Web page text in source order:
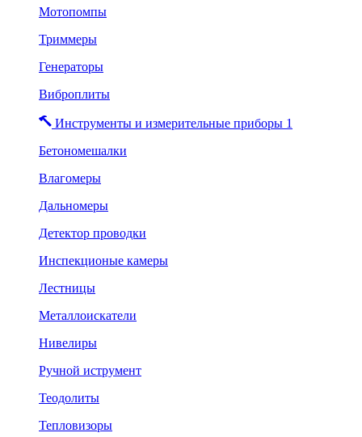
Мотопомпы
Триммеры
Генераторы
Виброплиты
Инструменты и измерительные приборы 1
Бетономешалки
Влагомеры
Дальномеры
Детектор проводки
Инспекционые камеры
Лестницы
Металлоискатели
Нивелиры
Ручной иструмент
Теодолиты
Тепловизоры